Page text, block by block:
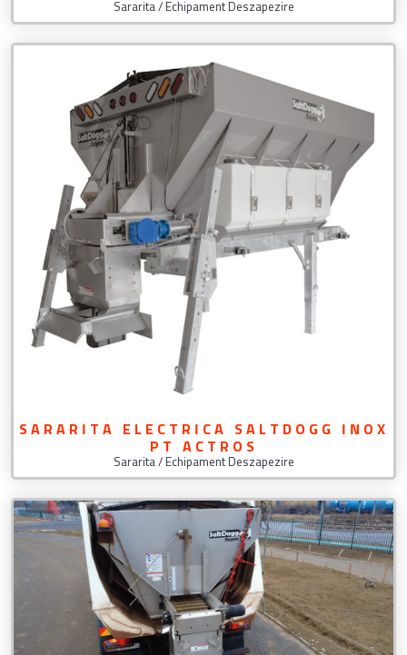
Sararita / Echipament Deszapezire
SARARITA ELECTRICA SALTDOGG INOX
PT ACTROS
Sararita / Echipament Deszapezire